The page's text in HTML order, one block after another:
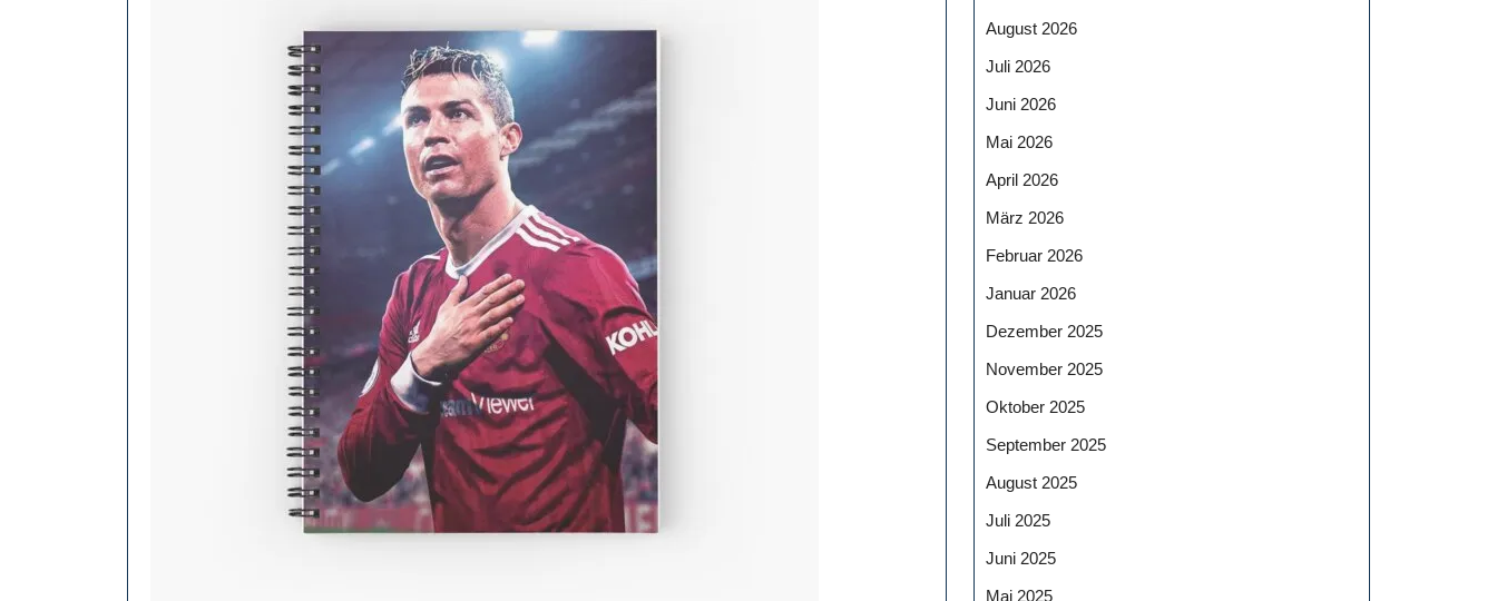
August 2026
Juli 2026
Juni 2026
Mai 2026
April 2026
März 2026
Februar 2026
Januar 2026
Dezember 2025
November 2025
Oktober 2025
September 2025
August 2025
Juli 2025
Juni 2025
Mai 2025